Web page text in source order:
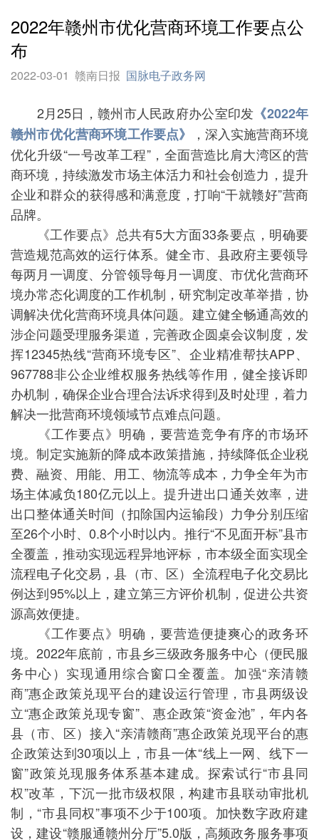
2022年赣州市优化营商环境工作要点公
布
2022-03-01 赣南日报 国脉电子政务网
2月25日，赣州市人民政府办公室印发 《2022年
赣州市优化营商环境工作要点》
，深入实施营商环境
优化升级“一号改革工程”，全面营造比肩大湾区的营
商环境，持续激发市场主体活力和社会创造力，提升
企业和群众的获得感和满意度，打响“干就赣好”营商
品牌。
《工作要点》总共有5大方面33条要点，明确要
营造规范高效的运行体系。健全市、县政府主要领导
每两月一调度、分管领导每月一调度、市优化营商环
境办常态化调度的工作机制，研究制定改革举措，协
调解决优化营商环境具体问题。建立健全畅通高效的
涉企问题受理服务渠道，完善政企圆桌会议制度，发
挥12345热线“营商环境专区”、企业精准帮扶APP、
967788非公企业维权服务热线等作用，健全接诉即
办机制，确保企业合理合法诉求得到及时处理，着力
解决一批营商环境领域节点难点问题。
《工作要点》明确，要营造竞争有序的市场环
境。制定实施新的降成本政策措施，持续降低企业税
费、融资、用能、用工、物流等成本，力争全年为市
场主体减负180亿元以上。提升进出口通关效率，进
出口整体通关时间（扣除国内运输段）力争分别压缩
至26个小时、0.8个小时以内。推行“不见面开标”县市
全覆盖，推动实现远程异地评标，市本级全面实现全
流程电子化交易，县（市、区）全流程电子化交易比
例达到95%以上，建立第三方评价机制，促进公共资
源高效便捷。
《工作要点》明确，要营造便捷爽心的政务环
境。2022年底前，市县乡三级政务服务中心（便民服
务中心）实现通用综合窗口全覆盖。加强“亲清赣
商”惠企政策兑现平台的建设运行管理，市县两级设
立“惠企政策兑现专窗”、惠企政策“资金池”，年内各
县（市、区）接入“亲清赣商”惠企政策兑现平台的惠
企政策达到30项以上，市县一体“线上一网、线下一
窗”政策兑现服务体系基本建成。探索试行“市县同
权”改革，下沉一批市级权限，构建市县联动审批机
制，“市县同权”事项不少于100项。加快数字政府建
设，建设“赣服通赣州分厅”5.0版，高频政务服务事项